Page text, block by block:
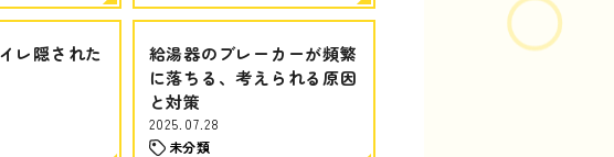
レ隠された
給湯器のブレーカーが頻繁
に落ちる、考えられる原因
と対策
2025.07.28
未分類